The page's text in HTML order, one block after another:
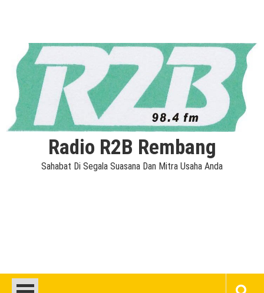
Radio R2B Rembang
Sahabat Di Segala Suasana Dan Mitra Usaha Anda